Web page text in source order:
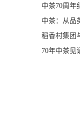
中茶70周年
中茶：从品
稻香村集团
70年中茶见